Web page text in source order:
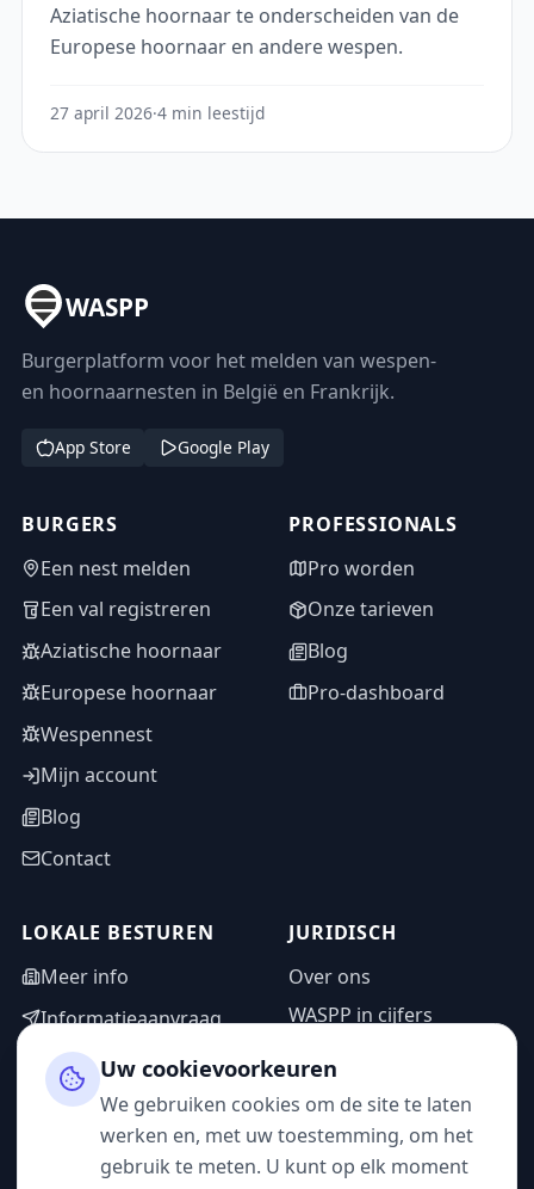
Aziatische hoornaar te onderscheiden van de
Europese hoornaar en andere wespen.
27 april 2026·4 min leestijd
WASPP
Burgerplatform voor het melden van wespen-
en hoornaarnesten in België en Frankrijk.
App Store Google Play
BURGERS
Een nest melden
Een val registreren
Aziatische hoornaar
Europese hoornaar
Wespennest
Mijn account
Blog
Contact
PROFESSIONALS
Pro worden
Onze tarieven
Blog
Pro-dashboard
LOKALE BESTUREN
Meer info
Informatieaanvraag
Adminzone
JURIDISCH
Over ons
WASPP in cijfers
Privacybeleid
Gebruiksvoorwaarden
Uw cookievoorkeuren
We gebruiken cookies om de site te laten
werken en, met uw toestemming, om het
gebruik te meten. U kunt op elk moment